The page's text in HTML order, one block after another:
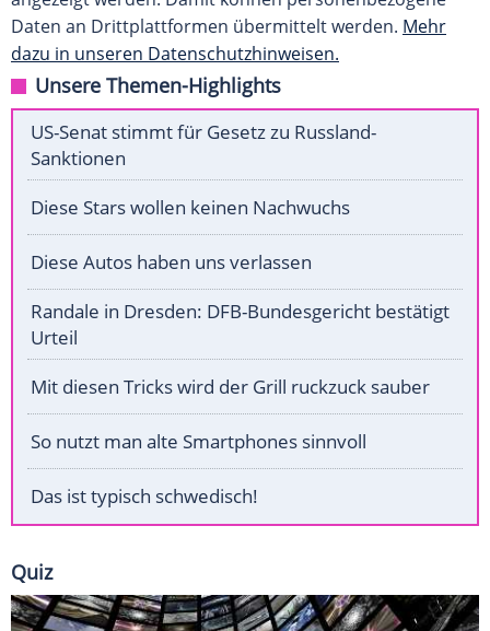
Daten an Drittplattformen übermittelt werden. Mehr
dazu in unseren Datenschutzhinweisen.
Unsere Themen-Highlights
US-Senat stimmt für Gesetz zu Russland-
Sanktionen
Diese Stars wollen keinen Nachwuchs
Diese Autos haben uns verlassen
Randale in Dresden: DFB-Bundesgericht bestätigt
Urteil
Mit diesen Tricks wird der Grill ruckzuck sauber
So nutzt man alte Smartphones sinnvoll
Das ist typisch schwedisch!
Quiz